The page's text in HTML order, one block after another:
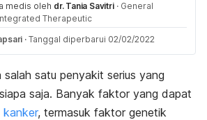
medis oleh dr. Tania Savitri · General
Therapeutic
· Tanggal diperbarui 02/02/2022
salah satu penyakit serius yang
saja. Banyak faktor yang dapat
, termasuk faktor genetik